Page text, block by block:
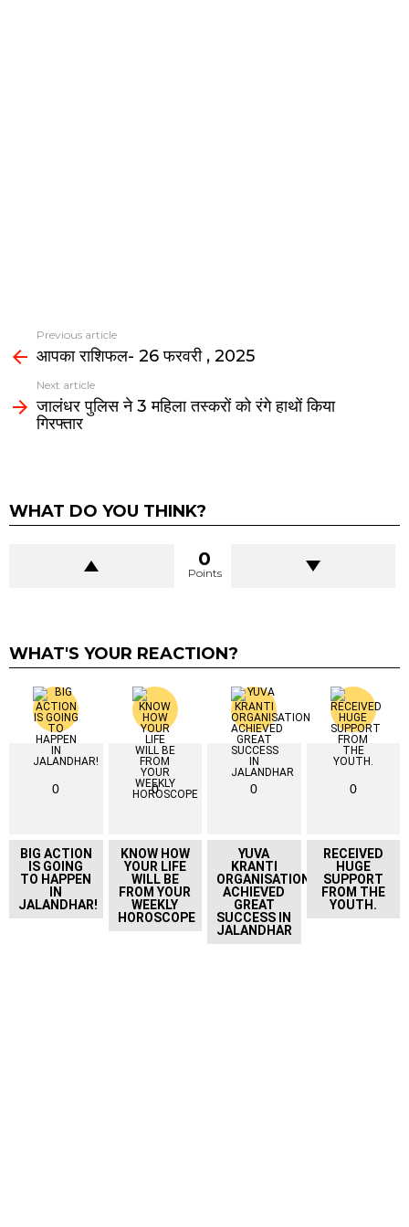
more
Previous article
आपका राशिफल- 26 फरवरी , 2025
Next article
जालंधर पुलिस ने 3 महिला तस्करों को रंगे हाथों किया
गिरफ्तार
WHAT DO YOU THINK?
0
Points
WHAT'S YOUR REACTION?
0
BIG ACTION
IS GOING
TO HAPPEN
IN
JALANDHAR!
0
KNOW HOW
YOUR LIFE
WILL BE
FROM YOUR
WEEKLY
HOROSCOPE
0
YUVA
KRANTI
ORGANISATION
ACHIEVED
GREAT
SUCCESS IN
JALANDHAR
0
RECEIVED
HUGE
SUPPORT
FROM THE
YOUTH.